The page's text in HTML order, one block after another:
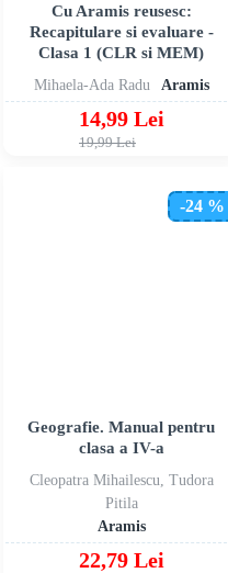
Mihaela-Ada Radu Aramis
Cu Aramis reusesc:
Recapitulare si evaluare -
Clasa 1 (CLR si MEM)
14,99 Lei
19,99 Lei
-24 %
Cleopatra Mihailescu, Tudora
Pitila
Aramis
Geografie. Manual pentru
clasa a IV-a
22,79 Lei